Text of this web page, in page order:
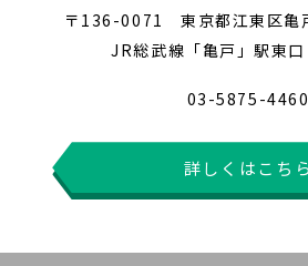
〒136-0071 東京都江東区亀
JR総武線「亀戸」駅東
03-5875-4460
詳しくはこちら